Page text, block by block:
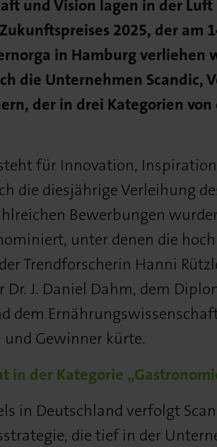
und Vision lagen in der
2025, der am
in Hamburg verliehen
die Unternehmen Scandic,
der in drei Kategorien von
für Innovation,
die diesjährige Verleihung
Bewerbungen
unter denen die
Trendforscherin Hanni
Dr. J. Daniel Dahm, dem
dem
Gewinner kürte.
in der Kategorie
in Deutschland verfolgt
die tief in der